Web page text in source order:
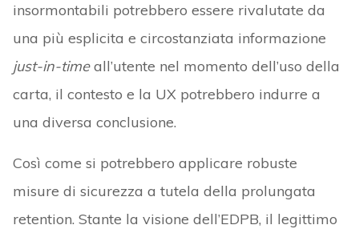
insormontabili potrebbero essere rivalutate da
una più esplicita e circostanziata informazione
just-in-timeall’utente nel momento dell’uso della
carta, il contesto e la UX potrebbero indurre a
una diversa conclusione.
Così come si potrebbero applicare robuste
misure di sicurezza a tutela della prolungata
retention. Stante la visione dell’EDPB, il legittimo